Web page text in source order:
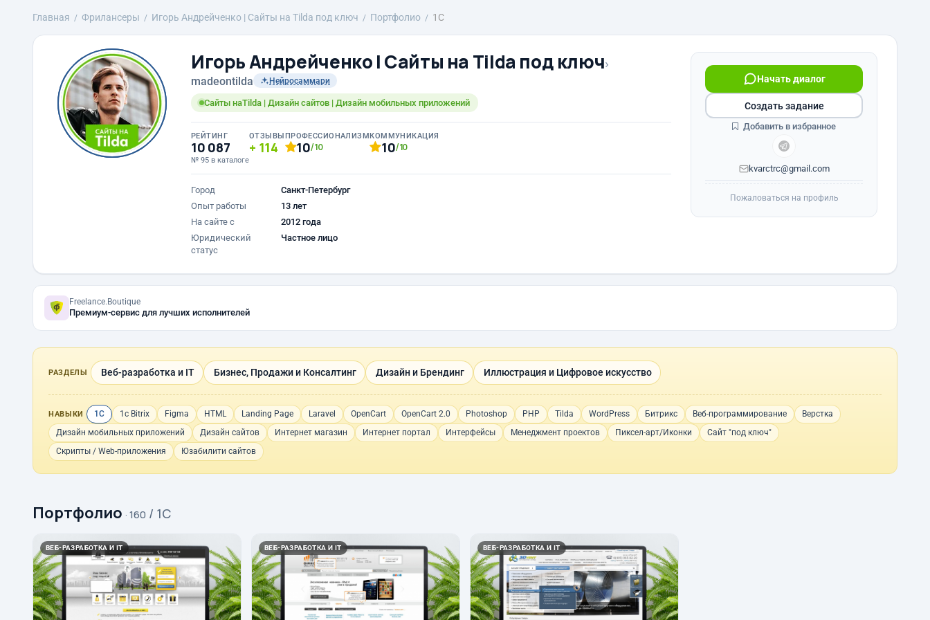
Главная Фрилансеры Игорь Андрейченко | Сайты на Tilda под ключ Портфолио 1С
Игорь Андрейченко | Сайты на Tilda под ключ›
madeontilda Нейросаммари
Сайты наTilda | Дизайн сайтов | Дизайн мобильных приложений
РЕЙТИНГ
10 087
№ 95 в каталоге
ОТЗЫВЫ
114
ПРОФЕССИОНАЛИЗМ
10/10
КОММУНИКАЦИЯ
10/10
Город
Санкт-Петербург
Опыт работы
13 лет
На сайте с
2012 года
Юридический
статус
Частное лицо
Начать диалог
kvarctrc@gmail.com
Создать задание
Добавить в избранное
Пожаловаться на профиль
Freelance.Boutique
Премиум-сервис для лучших исполнителей
РАЗДЕЛЫ Веб-разработка и IT Бизнес, Продажи и Консалтинг Дизайн и Брендинг Иллюстрация и Цифровое искусство
НАВЫКИ 1С 1с Bitrix Figma HTML Landing Page Laravel OpenCart OpenCart 2.0 Photoshop PHP Tilda WordPress Битрикс Веб-программирование
Верстка
Дизайн мобильных приложений
Дизайн сайтов Интернет магазин Интернет портал Интерфейсы Менеджмент проектов Пиксел-арт/Иконки
Сайт "под ключ"
Скрипты / Web-приложения
Юзабилити сайтов
Портфолио · 160 / 1С
ВЕБ-РАЗРАБОТКА И IT ВЕБ-РАЗРАБОТКА И IT ВЕБ-РАЗРАБОТКА И IT